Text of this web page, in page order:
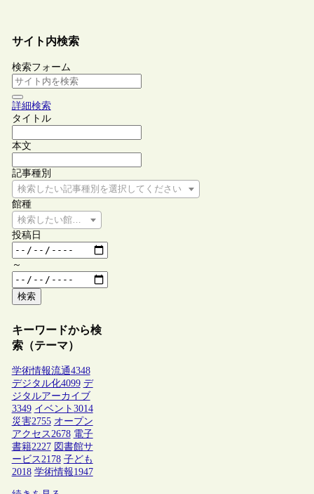
サイト内検索
検索フォーム
詳細検索
タイトル
本文
記事種別
検索したい記事種別を選択してください
館種
検索したい館種を選択してください
投稿日
～
検索
キーワードから検
索（テーマ）
学術情報流通4348
デジタル化4099 デ
ジタルアーカイブ
3349 イベント 3014
災害2755 オープン
アクセス2678 電子
書籍2227 図書館サ
ービス2178 子ども
2018 学術情報1947